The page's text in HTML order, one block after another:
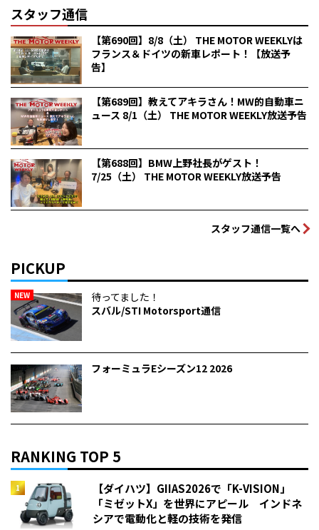
スタッフ通信
【第690回】8/8（土） THE MOTOR WEEKLYは
フランス＆ドイツの新車レポート！【放送予
告】
【第689回】教えてアキラさん！MW的自動車ニ
ュース 8/1（土） THE MOTOR WEEKLY放送予告
【第688回】BMW上野社長がゲスト！
7/25（土） THE MOTOR WEEKLY放送予告
スタッフ通信一覧へ
PICKUP
NEW
待ってました！
スバル/STI Motorsport通信
フォーミュラEシーズン12 2026
RANKING TOP 5
【ダイハツ】GIIAS2026で「K-VISION」
「ミゼットX」を世界にアピール インドネ
シアで電動化と軽の技術を発信